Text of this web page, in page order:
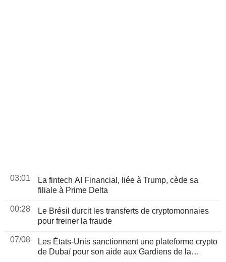
03:01
La fintech AI Financial, liée à Trump, cède sa
filiale à Prime Delta
00:28
Le Brésil durcit les transferts de cryptomonnaies
pour freiner la fraude
07/08
Les États-Unis sanctionnent une plateforme crypto
de Dubaï pour son aide aux Gardiens de la